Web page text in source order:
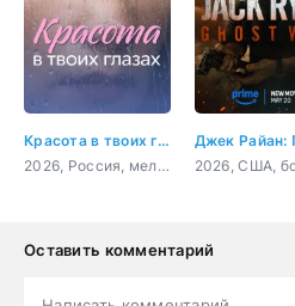
Красота в твоих глазах
2026, Россия, мелодрама
2026, США,
Оставить комментарий